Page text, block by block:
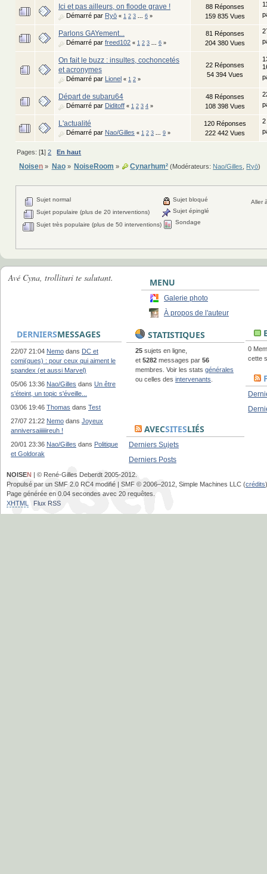
Ici et pas ailleurs, on floode grave !
Démarré par Ryō « 1 2 3 ... 6 »
88 Réponses
159 835 Vues
Parlons GAYement...
Démarré par freed102 « 1 2 3 ... 6 »
81 Réponses
204 380 Vues
On fait le buzz : insultes, cochoncetés
et acronymes
Démarré par Lionel « 1 2 »
22 Réponses
54 394 Vues
Départ de subaru64
Démarré par Diditoff « 1 2 3 4 »
48 Réponses
108 398 Vues
L'actualité
Démarré par Nao/Gilles « 1 2 3 ... 9 »
120 Réponses
222 442 Vues
2
Pages: [1]2 En haut
Noisen » Nao» NoiseRoom » Cynarhum² (Modérateurs: Nao/Gilles Ryō)
Aller
Sujet normal
Sujet populaire (plus de 20 interventions)
Sujet très populaire (plus de 50 interventions)
Sujet bloqué
Sujet épinglé
Sondage
Avé Cyna, trollituri te salutant. MENU
Galerie photo
À propos de l'auteur
DERNIERSMESSAGES
22/07 21:04 Nemo dans DC et
comi(ques) : pour ceux qui aiment le
spandex (et aussi Marvel)
05/06 13:36 Nao/Gilles dans Un être
s'éteint, un topic s'éveille...
03/06 19:46 Thomas dans Test
27/07 21:22 Nemo dans Joyeux
anniversaiiiiiireuh !
20/01 23:36 Nao/Gilles dans Politique
et Goldorak
STATISTIQUES
25 sujets en ligne,
et 5282 messages par 56
membres. Voir les stats générales
ou celles des intervenants
0
cette
AVECSITESLIÉS
Derniers Sujets
Derniers Posts
NOISEN | © René-Gilles Deberdt 2005-2012.
Propulsé par un SMF 2.0 RC4 modifié | SMF © 2006–2012, Simple Machines LLC (crédits)
Page générée en 0.04 secondes avec 20 requêtes.
XHTML
Flux RSS